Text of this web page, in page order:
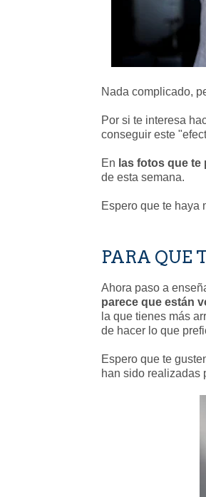
Nada complicado,
Por si te interesa
conseguir este
En las fotos que
de esta semana.
Espero que te haya
PARA QUE
Ahora paso a
parece que están
la que tienes más
de hacer lo que
Espero que te
han sido realizadas